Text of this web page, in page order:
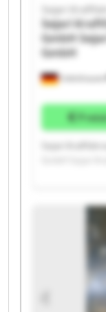
Odelzhausen
Sejari
Sejari
GmbH
GmbH
Sejari
GmbH Sejari
Sejari
GmbH Sejari
Sejari
GmbH Sejari